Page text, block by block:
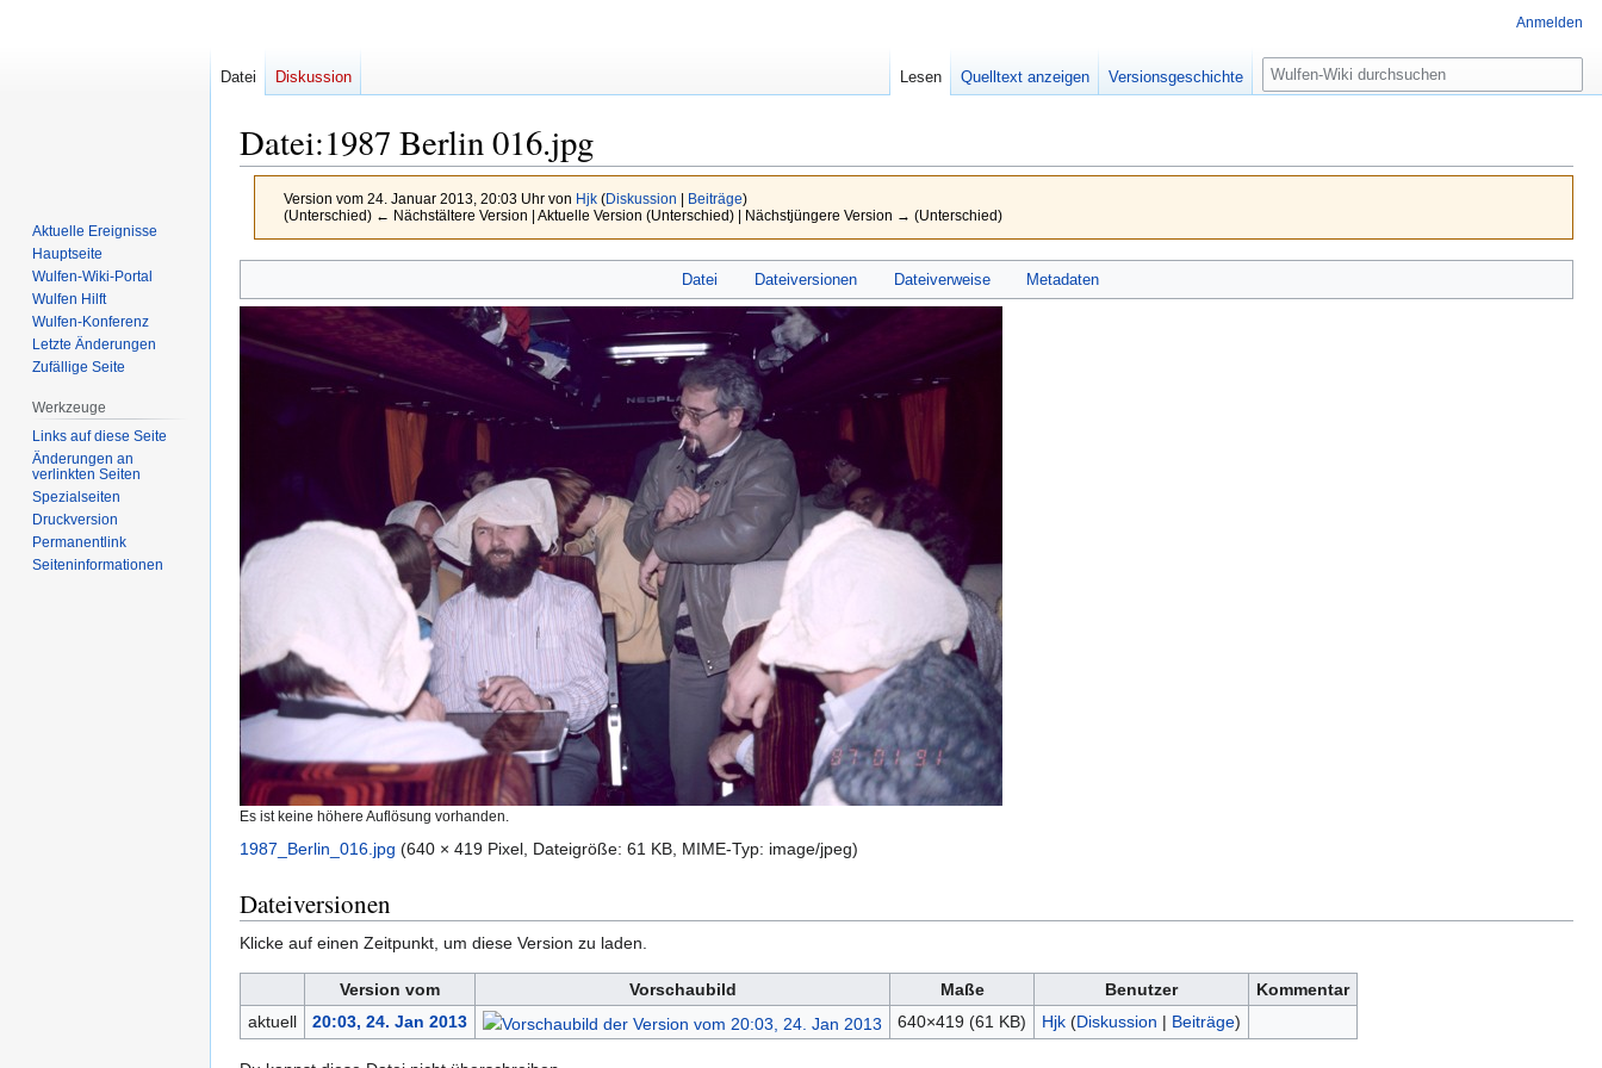
Datei:1987 Berlin 016.jpg
Version vom 24. Januar 2013, 20:03 Uhr von Hjk (Diskussion Beiträge)
(Unterschied) ← Nächstältere Version | Aktuelle Version (Unterschied) | Nächstjüngere Version → (Unterschied)
Navigation
Suche
Datei Dateiversionen Dateiverweise Metadaten
Es ist keine höhere Auflösung vorhanden.
1987_Berlin_016.jpg (640 × 419 Pixel, Dateigröße: 61 KB, MIME-Typ: image/jpeg)
Dateiversionen
Klicke auf einen Zeitpunkt, um diese Version zu laden.
Version vom Vorschaubild Maße Benutzer
Kommentar
aktuell
20:03, 24. Jan 2013 640×419 (61 KB) Hjk (Diskussion | Beiträge)
Anmelden
Datei Diskussion Lesen Quelltext anzeigen Versionsgeschichte
Suche
Aktuelle Ereignisse
Hauptseite
Wulfen-Wiki-Portal
Wulfen Hilft
Wulfen-Konferenz
Letzte Änderungen
Zufällige Seite
Werkzeuge
Links auf diese Seite
Änderungen an
verlinkten Seiten
Spezialseiten
Druckversion
Permanentlink
Seiten­­informationen